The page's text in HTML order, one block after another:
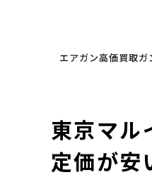
エアガン高価買取ガ
東京マル
定価が安